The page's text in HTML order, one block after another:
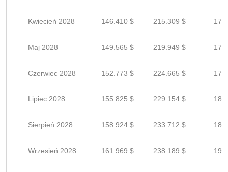
Kwiecień 2028 146.410 $ 215.309 $
Maj 2028 149.565 $ 219.949 $
Czerwiec 2028 152.773 $ 224.665 $
Lipiec 2028 155.825 $ 229.154 $
Sierpień 2028 158.924 $ 233.712 $
Wrzesień 2028 161.969 $ 238.189 $